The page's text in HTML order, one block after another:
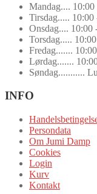
Mandag.... 10:00
Tirsdag..... 10:00
Onsdag.... 10:00
Torsdag.....
Fredag.......
Lørdag.......
Søndag...........
INFO
Persondata
Om Jumi Damp
Cookies
Login
Kurv
Kontakt